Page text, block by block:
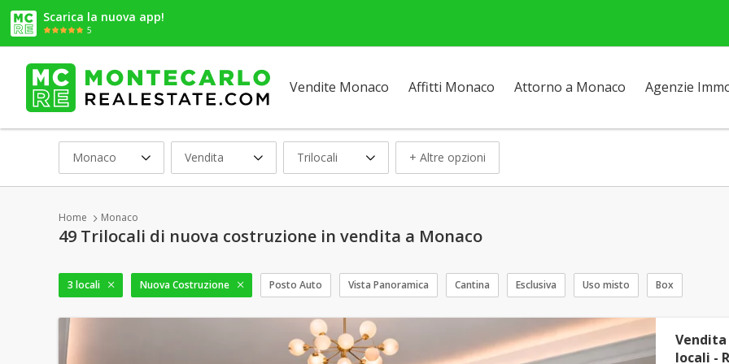
Scarica la nuova app!
5
Vendite Monaco Affitti Monaco Attorno a Monaco Agenzie
Monaco Vendita Trilocali + Altre opzioni
Home Monaco
49 Trilocali di nuova costruzione in vendita a Monaco
3 locali Nuova Costruzione Posto Auto Vista Panoramica Cantina Esclusiva Uso misto Box
Vendita
locali -